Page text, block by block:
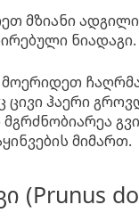
მზიანი
ნიადაგი.
მოერიდეთ
ცივი ჰაერი
მიმართ.
(Prunus